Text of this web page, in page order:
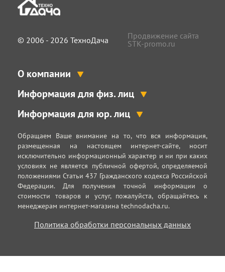
© 2006 - 2026 ТехноДача
Продвижение сайта
STK-promo.ru
О компании
Информация для физ. лиц
Информация для юр. лиц
Обращаем Ваше внимание на то, что вся информация,
размещенная на настоящем интернет-сайте, носит
исключительно информационный характер и ни при каких
условиях не является публичной офертой, определяемой
положениями Статьи 437 Гражданского кодекса Российской
Федерации. Для получения точной информации о
стоимости товаров и услуг, пожалуйста, обращайтесь к
менеджерам интернет-магазина technodacha.ru.
Политика обработки персональных данных